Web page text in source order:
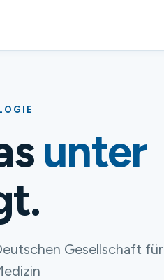
unter
Gesellschaft für